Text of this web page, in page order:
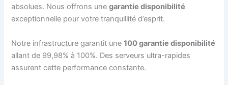
absolues. Nous offrons unegarantie disponibilité
exceptionnelle pour votre tranquillité d’esprit.
Notre infrastructure garantit une100 garantie disponibilité
allant de 99,98% à 100%. Des serveurs ultra-rapides
assurent cette performance constante.